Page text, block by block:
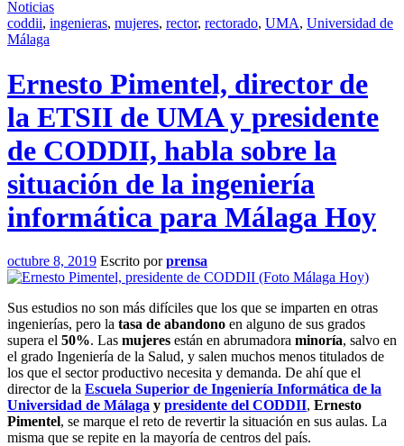
Noticias
coddii, ingenieras, mujeres, rector, rectorado, UMA, Universidad de
Málaga
Ernesto Pimentel, director de
la ETSII de UMA y presidente
de CODDII, habla sobre la
situación de la ingeniería
informática para Málaga Hoy
octubre 8, 2019 Escrito porprensa
Sus estudios no son más difíciles que los que se imparten en otras
ingenierías, pero la tasa de abandono en alguno de sus grados
supera el 50%. Las mujeres están en abrumadora minoría, salvo en
el grado Ingeniería de la Salud, y salen muchos menos titulados de
los que el sector productivo necesita y demanda. De ahí que el
director de la Escuela Superior de Ingeniería Informática de la
Universidad de Málaga y presidente del CODDII, Ernesto
Pimentel, se marque el reto de revertir la situación en sus aulas. La
misma que se repite en la mayoría de centros del país.